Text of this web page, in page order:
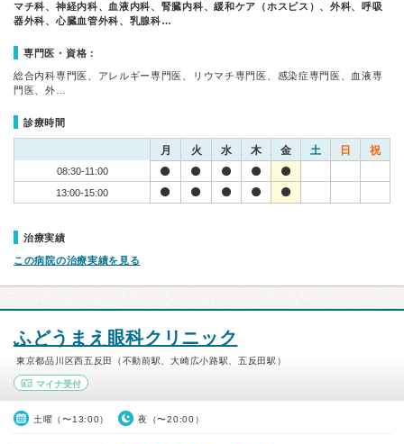
マチ科、神経内科、血液内科、腎臓内科、緩和ケア（ホスピス）、外科、呼吸
器外科、心臓血管外科、乳腺科…
専門医・資格：
総合内科専門医、アレルギー専門医、リウマチ専門医、感染症専門医、血液専
門医、外…
診療時間
月 火 水 木 金 土 日 祝
08:30-11:00
13:00-15:00
治療実績
この病院の治療実績を見る
ふどうまえ眼科クリニック
東京都品川区西五反田（不動前駅、大崎広小路駅、五反田駅）
マイナ受付
土曜（〜13:00） 夜（〜20:00）